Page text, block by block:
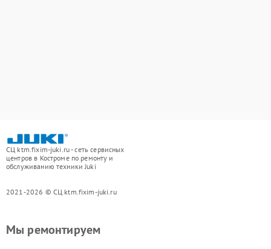
СЦ ktm.fixim-juki.ru - сеть сервисных
центров в Костроме по ремонту и
обслуживанию техники Juki
2021-2026 © СЦ ktm.fixim-juki.ru
Мы ремонтируем